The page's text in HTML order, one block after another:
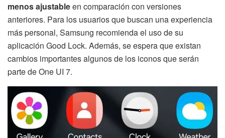
menos ajustableen comparación con versiones
anteriores. Para los usuarios que buscan una experiencia
más personal, Samsung recomienda el uso de su
aplicación Good Lock. Además, se espera que existan
cambios importantes algunos de los iconos que serán
parte de One UI 7.